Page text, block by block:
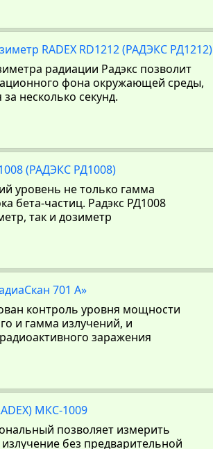
RADEX RD1212 (РАДЭКС РД1212)
радиации Радэкс позволит
фона окружающей среды,
несколько секунд.
(РАДЭКС РД1008)
уровень не только гамма
бета-частиц. Радэкс РД1008
так и дозиметр
701 А»
контроль уровня мощности
и гамма излучений, и
заражения
МКС-1009
позволяет измерить
без предварительной